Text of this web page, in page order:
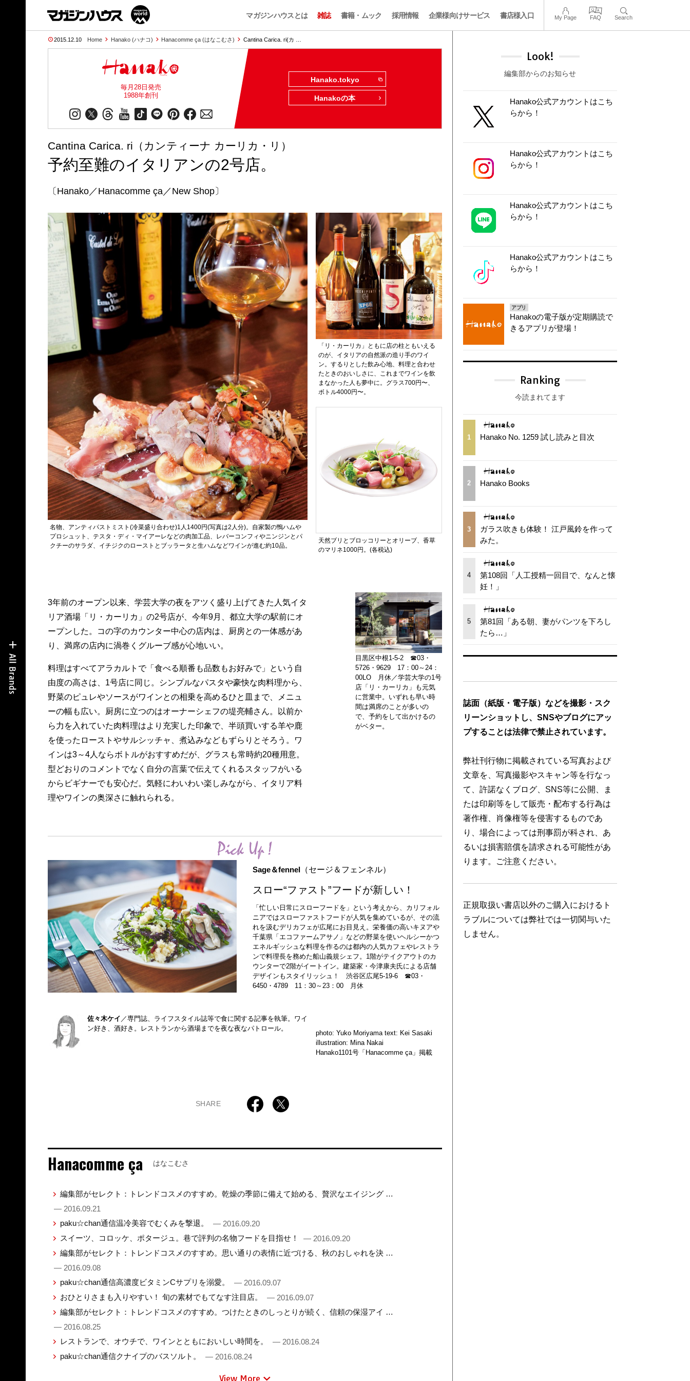
マガジンハウスとは 雑誌 書籍・ムック 採用情報 企業様向けサービス 書店様入口 My Page FAQ Search
2015.12.10 Home Hanako (ハナコ) Hanacomme ça (はなこむさ) Cantina Carica. ri(カ …
毎月28日発売
1988年創刊
Hanako.tokyo
Hanakoの本
Cantina Carica. ri（カンティーナ カーリカ・リ）
予約至難のイタリアンの2号店。
〔Hanako／Hanacomme ça／New Shop〕
名物、アンティパストミスト(冷菜盛り合わせ)1人1400円(写真は2人分)。自家製の鴨ハムや
プロシュット、テスタ・ディ・マイアーレなどの肉加工品、レバーコンフィやニンジンとパ
クチーのサラダ、イチジクのローストとブッラータと生ハムなどワインが進む約10品。
「リ・カーリカ」ともに店の柱ともいえる
のが、イタリアの自然派の造り手のワイ
ン。するりとした飲み心地、料理と合わせ
たときのおいしさに、これまでワインを飲
まなかった人も夢中に。グラス700円〜、
ボトル4000円〜。
天然ブリとブロッコリーとオリーブ、香草
のマリネ1000円。(各税込)
3年前のオープン以来、学芸大学の夜をアツく盛り上げてきた人気イタ
リア酒場「リ・カーリカ」の2号店が、今年9月、都立大学の駅前にオ
ープンした。コの字のカウンター中心の店内は、厨房との一体感があ
り、満席の店内に渦巻くグルーブ感が心地いい。
料理はすべてアラカルトで「食べる順番も品数もお好みで」という自
由度の高さは、1号店に同じ。シンプルなパスタや豪快な肉料理から、
野菜のピュレやソースがワインとの相乗を高めるひと皿まで、メニュ
ーの幅も広い。厨房に立つのはオーナーシェフの堤亮輔さん。以前か
ら力を入れていた肉料理はより充実した印象で、半頭買いする羊や鹿
を使ったローストやサルシッチャ、煮込みなどもずらりとそろう。ワ
インは3～4人ならボトルがおすすめだが、グラスも常時約20種用意。
型どおりのコメントでなく自分の言葉で伝えてくれるスタッフがいる
からビギナーでも安心だ。気軽にわいわい楽しみながら、イタリア料
理やワインの奥深さに触れられる。
目黒区中根1-5-2 ☎03・
5726・9629 17：00～24：
00LO 月休／学芸大学の1号
店「リ・カーリカ」も元気
に営業中。いずれも早い時
間は満席のことが多いの
で、予約をして出かけるの
がベター。
Sage＆fennel（セージ＆フェンネル）
スロー“ファスト”フードが新しい！
「忙しい日常にスローフードを」という考えから、カリフォル
ニアではスローファストフードが人気を集めているが、その流
れを汲むデリカフェが広尾にお目見え。栄養価の高いキヌアや
千葉県「エコファームアサノ」などの野菜を使いヘルシーかつ
エネルギッシュな料理を作るのは都内の人気カフェやレストラ
ンで料理長を務めた船山義規シェフ。1階がテイクアウトのカ
ウンターで2階がイートイン。建築家・今津康夫氏による店舗
デザインもスタイリッシュ！ 渋谷区広尾5-19-6 ☎03・
6450・4789 11：30～23：00 月休
佐々木ケイ ／専門誌、ライフスタイル誌等で食に関する記事を執筆。ワイ
ン好き、酒好き。レストランから酒場までを夜な夜なパトロール。
photo: Yuko Moriyama text: Kei Sasaki
illustration: Mina Nakai
Hanako1101号「Hanacomme ça」掲載
SHARE
Hanacomme ça はなこむさ
編集部がセレクト：トレンドコスメのすすめ。乾燥の季節に備えて始める、贅沢なエイジング …
— 2016.09.21
paku☆chan通信温冷美容でむくみを撃退。
— 2016.09.20
スイーツ、コロッケ、ポタージュ。巷で評判の名物フードを目指せ！
— 2016.09.20
編集部がセレクト：トレンドコスメのすすめ。思い通りの表情に近づける、秋のおしゃれを決 …
— 2016.09.08
paku☆chan通信高濃度ビタミンCサプリを溺愛。
— 2016.09.07
おひとりさまも入りやすい！ 旬の素材でもてなす注目店。
— 2016.09.07
編集部がセレクト：トレンドコスメのすすめ。つけたときのしっとりが続く、信頼の保湿アイ …
— 2016.08.25
レストランで、オウチで、ワインとともにおいしい時間を。
— 2016.08.24
paku☆chan通信クナイプのバスソルト。
— 2016.08.24
View More
Look!
編集部からのお知らせ
Hanako公式アカウントはこち
らから！
Hanako公式アカウントはこち
らから！
Hanako公式アカウントはこち
らから！
Hanako公式アカウントはこち
らから！
アプリ
Hanakoの電子版が定期購読で
きるアプリが登場！
Ranking
今読まれてます
1 Hanako No. 1259 試し読みと目次
2 Hanako Books
3
ガラス吹きも体験！ 江戸風鈴を作って
みた。
4
第108回「人工授精一回目で、なんと懐
妊！」
5
第81回「ある朝、妻がパンツを下ろし
たら…」
誌面（紙版・電子版）などを撮影・スク
リーンショットし、SNSやブログにアッ
プすることは法律で禁止されています。
弊社刊行物に掲載されている写真および
文章を、写真撮影やスキャン等を行なっ
て、許諾なくブログ、SNS等に公開、ま
たは印刷等をして販売・配布する行為は
著作権、肖像権等を侵害するものであ
り、場合によっては刑事罰が科され、あ
るいは損害賠償を請求される可能性があ
ります。ご注意ください。
正規取扱い書店以外のご購入におけるト
ラブルについては弊社では一切関与いた
しません。